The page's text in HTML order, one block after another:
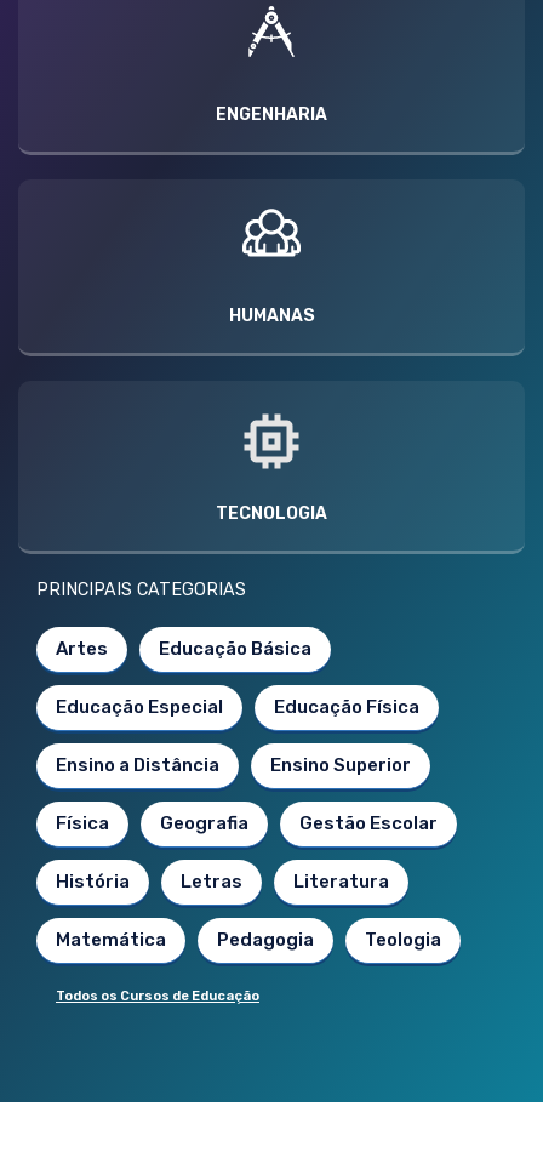
ENGENHARIA
HUMANAS
TECNOLOGIA
PRINCIPAIS CATEGORIAS
Artes Educação Básica
Educação Especial Educação Física
Ensino a Distância Ensino Superior
Física Geografia Gestão Escolar
História Letras Literatura
Matemática Pedagogia Teologia
Todos os Cursos de Educação